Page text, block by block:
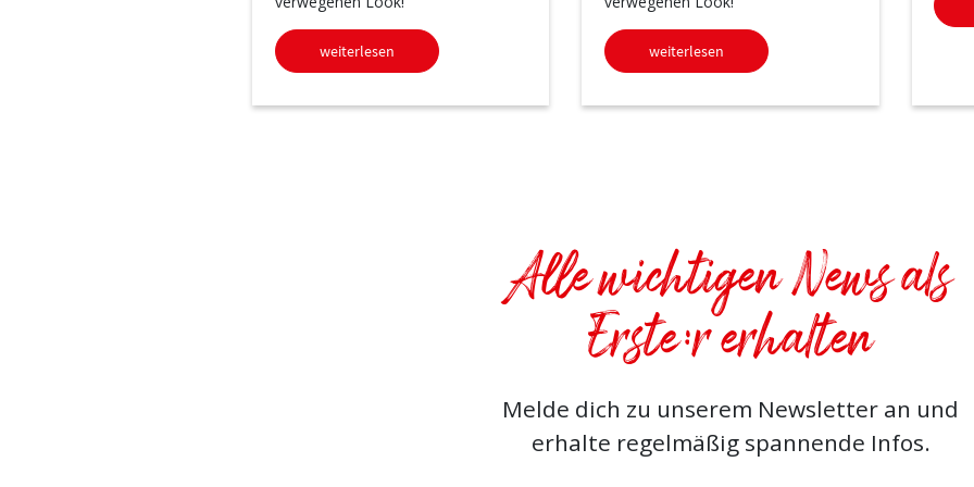
weiterlesen weiterlesen
Alle wichtigen News als
Erste:r erhalten
Melde dich zu unserem Newsletter an und
erhalte regelmäßig spannende Infos.